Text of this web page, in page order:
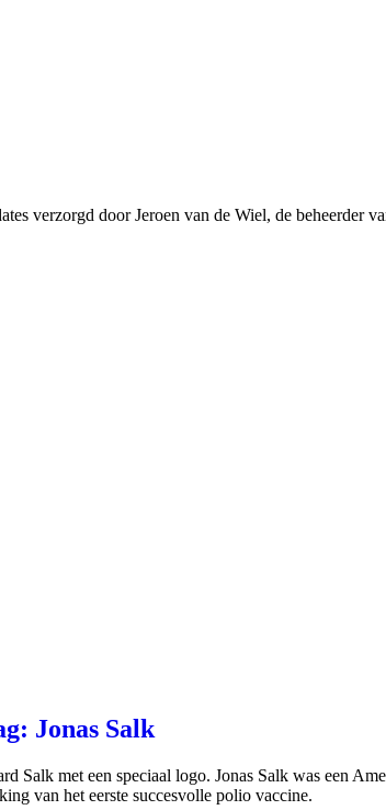
verzorgd door Jeroen van de Wiel, de beheerder
Jonas Salk
Salk met een speciaal logo. Jonas Salk was een
van het eerste succesvolle polio vaccine.